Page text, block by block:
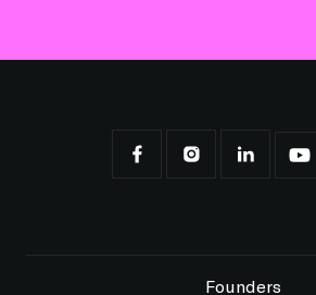
Founders